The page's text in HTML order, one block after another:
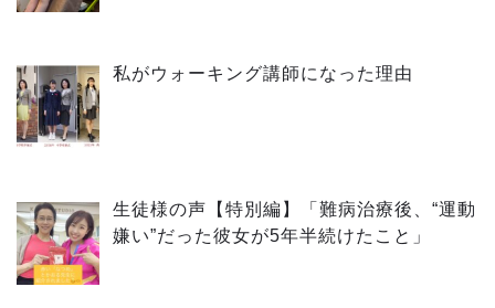
私がウォーキング講師になった理由
生徒様の声【特別編】「難病治療後、“運動
嫌い”だった彼女が5年半続けたこと」